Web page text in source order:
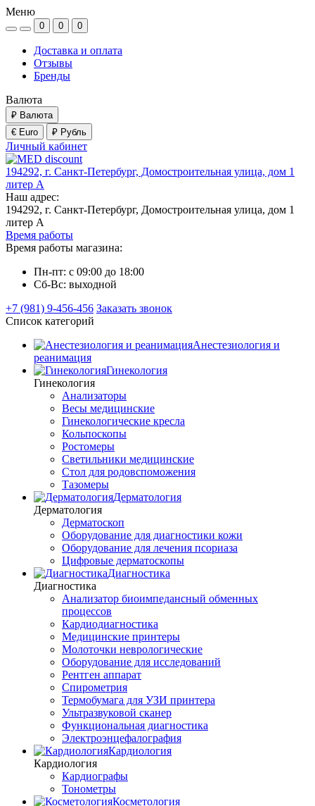
Меню
0 0 0
Доставка и оплата
Отзывы
Бренды
Валюта
₽ Валюта
€ Euro
₽ Рубль
Личный кабинет
194292, г. Санкт-Петербург, Домостроительная улица, дом 1
литер А
Наш адрес:
194292, г. Санкт-Петербург, Домостроительная улица, дом 1
литер А
Время работы
Время работы магазина:
Пн-пт: с 09:00 до 18:00
Сб-Вс: выходной
+7 (981) 9-456-456 Заказать звонок
Список категорий
Анестезиология и
реанимация
Гинекология
Гинекология
Анализаторы
Весы медицинские
Гинекологические кресла
Кольпоскопы
Ростомеры
Светильники медицинские
Стол для родовспоможения
Тазомеры
Дерматология
Дерматология
Дерматоскоп
Оборудование для диагностики кожи
Оборудование для лечения псориаза
Цифровые дерматоскопы
Диагностика
Диагностика
Анализатор биоимпедансный обменных
процессов
Кардиодиагностика
Медицинские принтеры
Молоточки неврологические
Оборудование для исследований
Рентген аппарат
Спирометрия
Термобумага для УЗИ принтера
Ультразвуковой сканер
Функциональная диагностика
Электроэнцефалография
Кардиология
Кардиология
Кардиографы
Тонометры
Косметология